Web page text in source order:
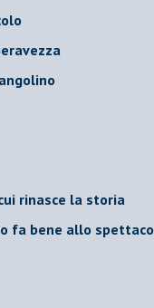
rinasce la storia
fa bene allo